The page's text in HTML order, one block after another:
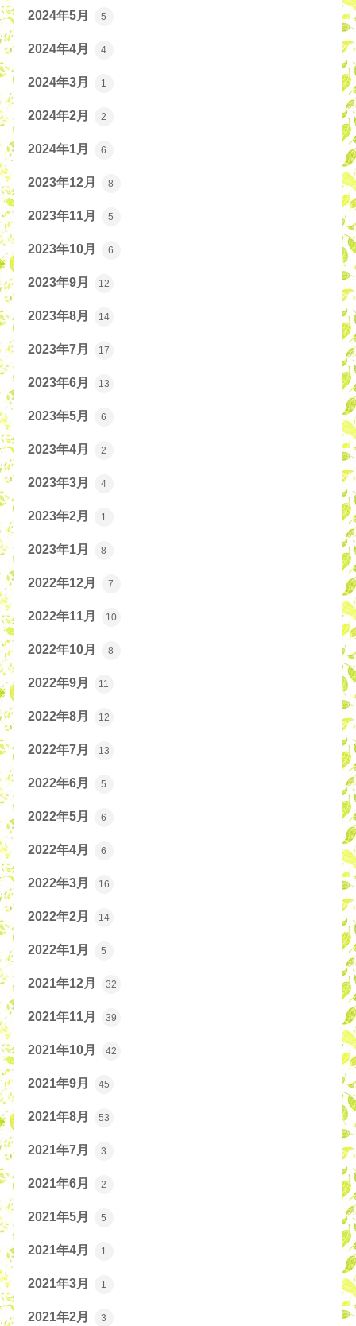
2024年5月 5
2024年4月 4
2024年3月 1
2024年2月 2
2024年1月 6
2023年12月 8
2023年11月 5
2023年10月 6
2023年9月 12
2023年8月 14
2023年7月 17
2023年6月 13
2023年5月 6
2023年4月 2
2023年3月 4
2023年2月 1
2023年1月 8
2022年12月 7
2022年11月 10
2022年10月 8
2022年9月 11
2022年8月 12
2022年7月 13
2022年6月 5
2022年5月 6
2022年4月 6
2022年3月 16
2022年2月 14
2022年1月 5
2021年12月 32
2021年11月 39
2021年10月 42
2021年9月 45
2021年8月 53
2021年7月 3
2021年6月 2
2021年5月 5
2021年4月 1
2021年3月 1
2021年2月 3